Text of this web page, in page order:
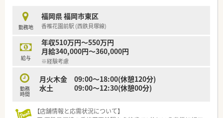
勤務地
福岡県 福岡市東区
香椎花園前駅 (西鉄貝塚線)
給与
年収510万円～550万円
月給340,000円～360,000円
※経験考慮
勤務
時間
月火木金 09:00〜18:00(休憩120分)
水土 09:00〜12:30(休憩00分)
【店舗情報と応需状況について】